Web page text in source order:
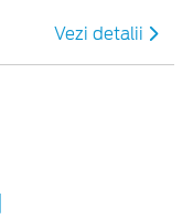
Vezi detalii